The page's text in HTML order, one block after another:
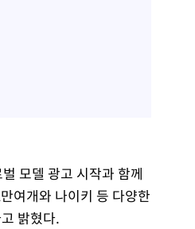
모델 광고 시작과 함께
여개와 나이키 등 다양한
밝혔다.